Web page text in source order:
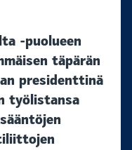
-puolueen
täpärän
presidenttinä
työlistansa